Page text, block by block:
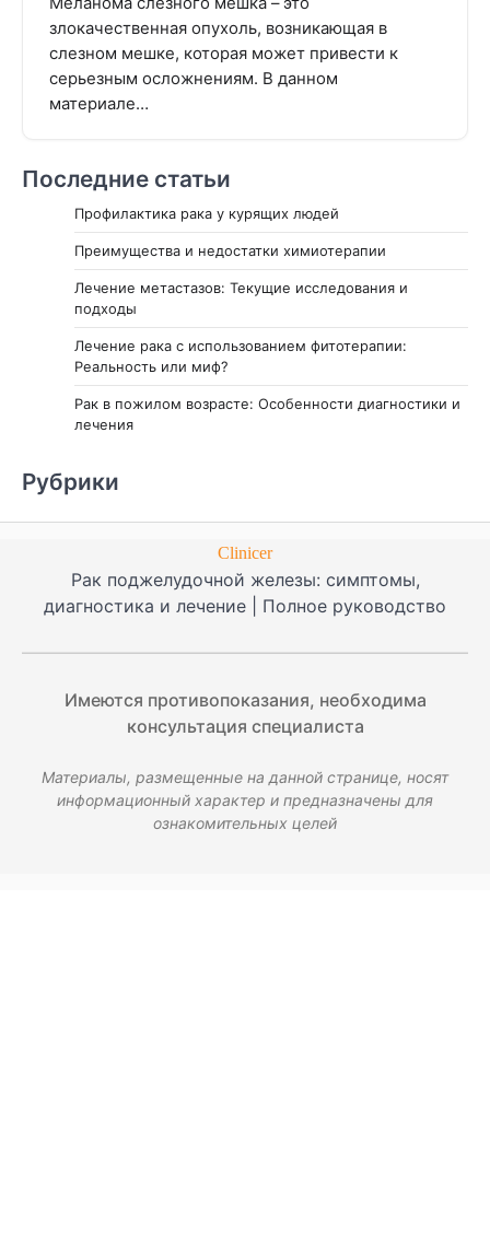
злокачественная опухоль, возникающая в
слезном мешке, которая может привести к
серьезным осложнениям. В данном
материале…
Последние статьи
Профилактика рака у курящих людей
Преимущества и недостатки химиотерапии
Лечение метастазов: Текущие исследования и
подходы
Лечение рака с использованием фитотерапии:
Реальность или миф?
Рак в пожилом возрасте: Особенности диагностики и
лечения
Рубрики
Clinicer
Рак поджелудочной железы: симптомы,
диагностика и лечение | Полное руководство
Имеются противопоказания, необходима
консультация специалиста
Материалы, размещенные на данной странице, носят
информационный характер и предназначены для
ознакомительных целей